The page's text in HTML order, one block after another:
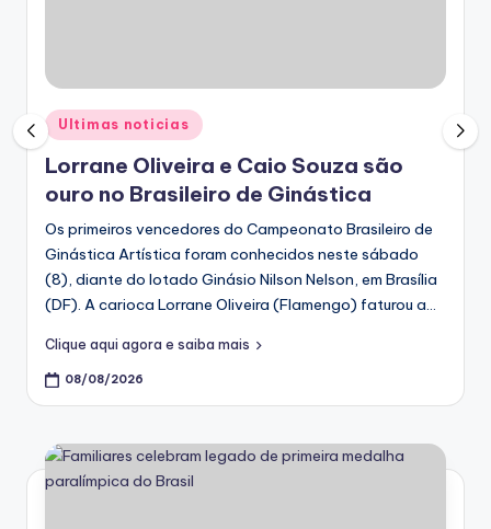
Posted
in
Ultimas noticias
Lorrane Oliveira e Caio Souza são
ouro no Brasileiro de Ginástica
Os primeiros vencedores do Campeonato Brasileiro de
Ginástica Artística foram conhecidos neste sábado
(8), diante do lotado Ginásio Nilson Nelson, em Brasília
(DF). A carioca Lorrane Oliveira (Flamengo) faturou a…
Clique aqui agora e saiba mais
08/08/2026